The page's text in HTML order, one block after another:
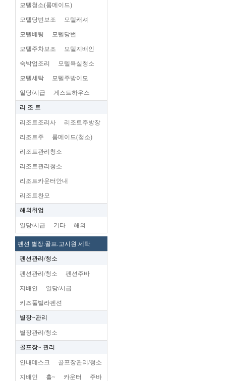
모텔청소(룸메이드)
모텔당번보조 모텔캐셔
모텔베팅 모텔당번
모텔주차보조 모텔지배인
숙박업조리 모텔욕실청소
모텔세탁 모텔주방이모
일당/시급 게스트하우스
리 조 트
리조트조리사 리조트주방장
리조트주 룸메이드(청소)
리조트관리청소
리조트관리청소
리조트카운터안내
리조트찬모
해외취업
일당/시급 기타 해외
펜션 별장.골프.고시원 세탁
펜션관리/청소
펜션관리/청소 펜션주바
지배인 일당/시급
키즈풀빌라펜션
별장~관리
별장관리/청소
골프장~ 관리
안내데스크 골프장관리/청소
지배인 홀~ 카운터 주바